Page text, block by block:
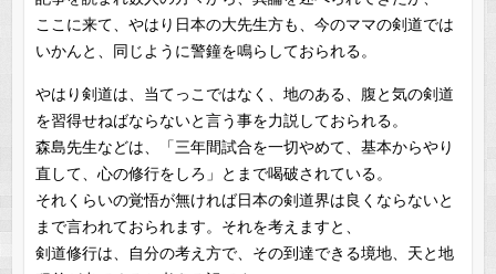
ここに来て、やはり日本の大先生方も、今のママの剣道では
いかんと、同じように警鐘を鳴らしておられる。
やはり剣道は、当てっこではなく、地のある、腹と気の剣道
を習得せねばならないと言う事を力説しておられる。
森島先生などは、「三年間試合を一切やめて、基本からやり
直して、心の修行をしろ」とまで喝破されている。
それくらいの覚悟が無ければ日本の剣道界は良くならないと
まで言われておられます。それを考えますと、
剣道修行は、自分の考え方で、その到達できる境地、天と地